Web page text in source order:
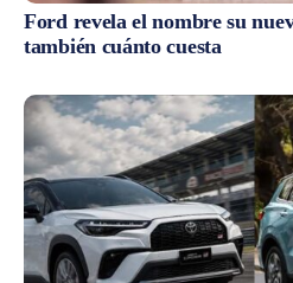
Ford revela el nombre su
también cuánto cuesta